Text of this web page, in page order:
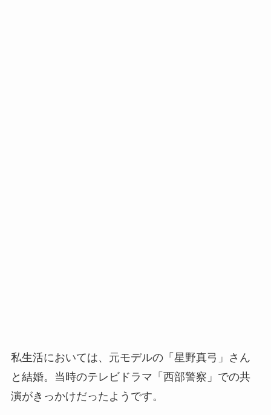
私生活においては、元モデルの「星野真弓」さん
と結婚。当時のテレビドラマ「西部警察」での共
演がきっかけだったようです。